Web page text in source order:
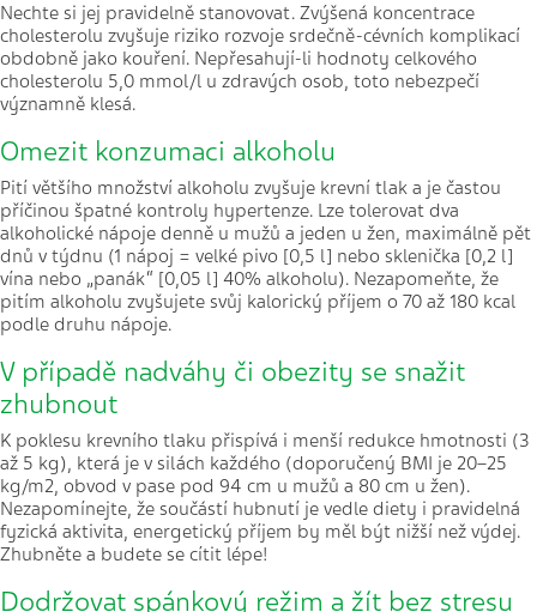
Nechte si jej pravidelně stanovovat. Zvýšená koncentrace
cholesterolu zvyšuje riziko rozvoje srdečně-cévních komplikací
obdobně jako kouření. Nepřesahují-li hodnoty celkového
cholesterolu 5,0 mmol/l u zdravých osob, toto nebezpečí
významně klesá.
Omezit konzumaci alkoholu
Pití většího množství alkoholu zvyšuje krevní tlak a je častou
příčinou špatné kontroly hypertenze. Lze tolerovat dva
alkoholické nápoje denně u mužů a jeden u žen, maximálně pět
dnů v týdnu (1 nápoj = velké pivo [0,5 l] nebo sklenička [0,2 l]
vína nebo „panák“ [0,05 l] 40% alkoholu). Nezapomeňte, že
pitím alkoholu zvyšujete svůj kalorický příjem o 70 až 180 kcal
podle druhu nápoje.
V případě nadváhy či obezity se snažit
zhubnout
K poklesu krevního tlaku přispívá i menší redukce hmotnosti ­­(3
až 5 kg), která je v silách každého (doporučený BMI je 20–25
kg/m2, obvod v pase pod 94 cm u mužů a 80 cm u žen).
Nezapomínejte, že součástí hubnutí je vedle diety i pravidelná
fyzická aktivita, energetický příjem by měl být nižší než výdej.
Zhubněte a budete se cítit lépe!
Dodržovat spánkový režim a žít bez stresu